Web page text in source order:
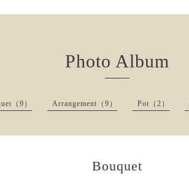
Photo Album
（9） Arrangement（9） Pot（2）
Bouquet